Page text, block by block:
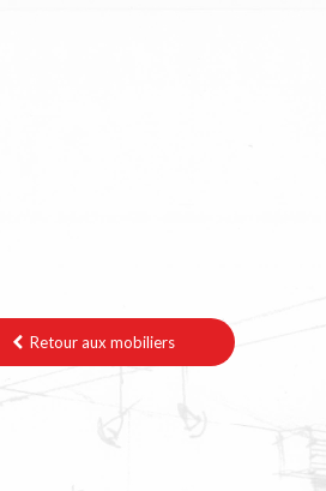
Retour aux mobiliers